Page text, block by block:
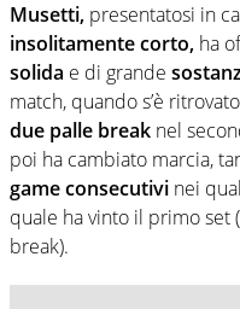
Musetti, presentatosi in
insolitamente corto, ha
solida e di grande
match, quando s’è
due palle break nel
poi ha cambiato marcia,
game consecutivi nei
quale ha vinto il primo set
break).